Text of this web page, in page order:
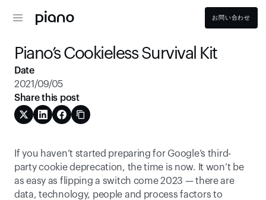
お問い合わせ
Piano’s Cookieless Survival Kit
If you haven’t started preparing for Google’s third-
party cookie deprecation, the time is now. It won’t be
as easy as flipping a switch come 2023 — there are
data, technology, people and process factors to
Date
2021/09/05
Share this post